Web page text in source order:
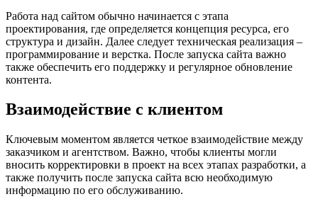
Работа над сайтом обычно начинается с этапа
проектирования, где определяется концепция ресурса, его
структура и дизайн. Далее следует техническая реализация –
программирование и верстка. После запуска сайта важно
также обеспечить его поддержку и регулярное обновление
контента.
Взаимодействие с клиентом
Ключевым моментом является четкое взаимодействие между
заказчиком и агентством. Важно, чтобы клиенты могли
вносить корректировки в проект на всех этапах разработки, а
также получить после запуска сайта всю необходимую
информацию по его обслуживанию.